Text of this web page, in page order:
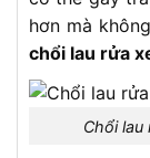
hơn mà
chổi lau rửa
Chổi lau